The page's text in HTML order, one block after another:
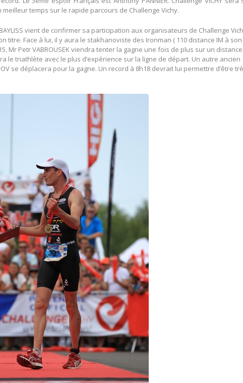
temps sur le rapide parcours de Challenge Vichy.
vient de confirmer sa participation aux organisateurs de Challenge
titre. Face à lui, il y aura le stakhanoviste des Ironman ( 110 distance IM à son
Mr Petr VABROUSEK viendra tenter la gagne une fois de plus sur un
le triathlète avec le plus d’expérience sur la ligne de départ. Un autre ancien
se déplacera pour la gagne. Un record à 8h18 devrait lui permettre d’être